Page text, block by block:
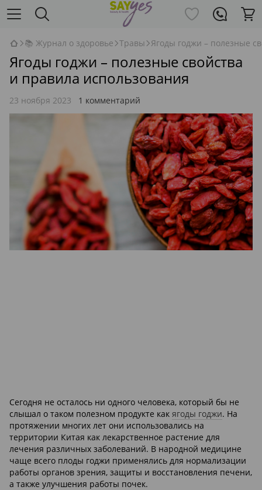
📚 Журнал о здоровье Травы Ягоды годжи – полезные
Ягоды годжи – полезные свойства
и правила использования
23 ноября 2023 1 комментарий
Сегодня не осталось ни одного человека, который бы не
слышал о таком полезном продукте как ягоды годжи. На
протяжении многих лет они использовались на
территории Китая как лекарственное растение для
лечения различных заболеваний. В народной медицине
чаще всего плоды годжи применялись для нормализации
работы органов зрения, защиты и восстановления печени,
а также улучшения работы почек.